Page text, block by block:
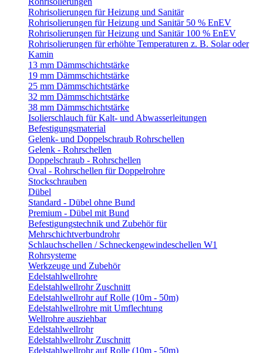
Rohrisolierungen für Heizung und Sanitär
Rohrisolierungen für Heizung und Sanitär 50 % EnEV
Rohrisolierungen für Heizung und Sanitär 100 % EnEV
Rohrisolierungen für erhöhte Temperaturen z. B. Solar oder
Kamin
13 mm Dämmschichtstärke
19 mm Dämmschichtstärke
25 mm Dämmschichtstärke
32 mm Dämmschichtstärke
38 mm Dämmschichtstärke
Isolierschlauch für Kalt- und Abwasserleitungen
Befestigungsmaterial
Gelenk- und Doppelschraub Rohrschellen
Gelenk - Rohrschellen
Doppelschraub - Rohrschellen
Oval - Rohrschellen für Doppelrohre
Stockschrauben
Dübel
Standard - Dübel ohne Bund
Premium - Dübel mit Bund
Befestigungstechnik und Zubehör für
Mehrschichtverbundrohr
Schlauchschellen / Schneckengewindeschellen W1
Rohrsysteme
Werkzeuge und Zubehör
Edelstahlwellrohre
Edelstahlwellrohr Zuschnitt
Edelstahlwellrohr auf Rolle (10m - 50m)
Edelstahlwellrohre mit Umflechtung
Wellrohre ausziehbar
Edelstahlwellrohr
Edelstahlwellrohr Zuschnitt
Edelstahlwellrohr auf Rolle (10m - 50m)